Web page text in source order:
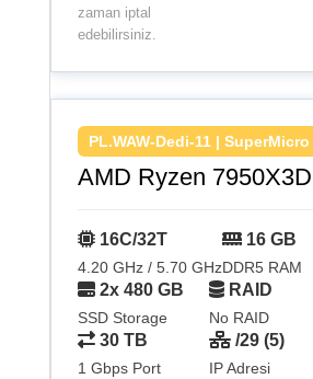
zaman iptal
edebilirsiniz.
PL.WAW-Dedi-11 | SuperMicro
AMD Ryzen
16C/32T
4.20 GHz / 5.70 GHz
16 GB
DDR5 RAM
2x 480 GB
SSD Storage
RAID
No RAID
30 TB
1 Gbps Port
/29 (5)
IP Adresi